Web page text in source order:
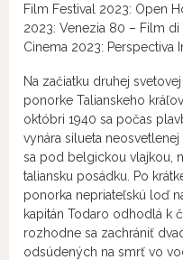
Film Festival 2023: Open
2023: Venezia 80 – Film
Cinema 2023: Perspectiva
Na začiatku druhej
ponorke Talianskeho
októbri 1940 sa počas
vynára silueta
sa pod belgickou vlajkou,
taliansku posádku. Po
ponorka nepriateľskú loď
kapitán Todaro odhodlá k
rozhodne sa zachrániť
odsúdených na smrť vo